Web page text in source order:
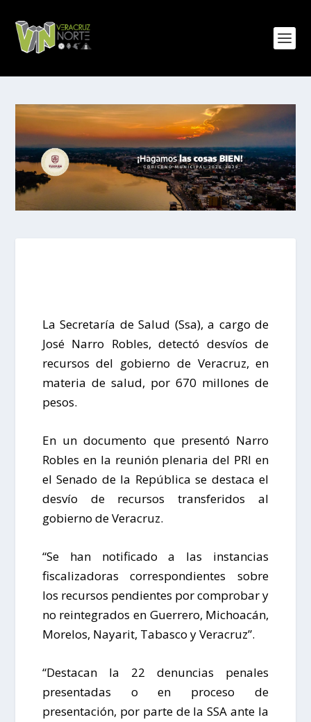
La Secretaría de Salud (Ssa), a cargo de
José Narro Robles, detectó desvíos de
recursos del gobierno de Veracruz, en
materia de salud, por 670 millones de
pesos.
En un documento que presentó Narro
Robles en la reunión plenaria del PRI en
el Senado de la República se destaca el
desvío de recursos transferidos al
gobierno de Veracruz.
“Se han notificado a las instancias
fiscalizadoras correspondientes sobre
los recursos pendientes por comprobar y
no reintegrados en Guerrero, Michoacán,
Morelos, Nayarit, Tabasco y Veracruz”.
“Destacan la 22 denuncias penales
presentadas o en proceso de
presentación, por parte de la SSA ante la